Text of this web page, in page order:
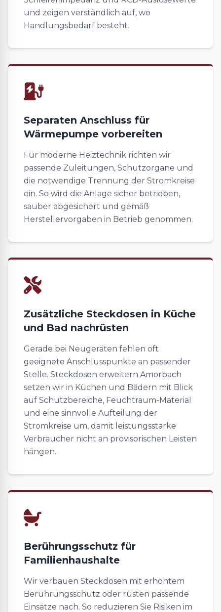
und zeigen verständlich auf, wo
Handlungsbedarf besteht.
Separaten Anschluss für
Wärmepumpe vorbereiten
Für moderne Heiztechnik richten wir
passende Zuleitungen, Schutzorgane und
die notwendige Trennung der Stromkreise
ein. So wird die Anlage sicher betrieben,
sauber abgesichert und gemäß
Herstellervorgaben in Betrieb genommen.
Zusätzliche Steckdosen in Küche
und Bad nachrüsten
Gerade bei Neugeräten fehlen oft
geeignete Anschlusspunkte an passender
Stelle. Steckdosen erweitern Amorbach
setzen wir in Küchen und Bädern mit Blick
auf Schutzbereiche, Feuchtraum-Material
und eine sinnvolle Aufteilung der
Stromkreise um, damit leistungsstarke
Verbraucher nicht an provisorischen Leisten
hängen.
Berührungsschutz für
Familienhaushalte
Wir verbauen Steckdosen mit erhöhtem
Berührungsschutz oder rüsten passende
Einsätze nach. So reduzieren Sie Risiken im